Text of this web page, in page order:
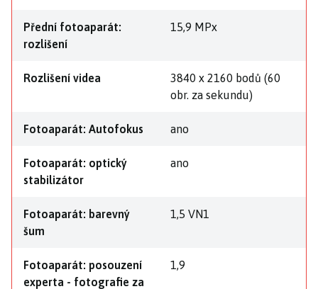
Přední fotoaparát:
rozlišení
15,9 MPx
Rozlišení videa
3840 x 2160 bodů (60
obr. za sekundu)
Fotoaparát: Autofokus ano
Fotoaparát: optický
stabilizátor
ano
Fotoaparát: barevný
šum
1,5 VN1
Fotoaparát: posouzení
experta - fotografie za
1,9